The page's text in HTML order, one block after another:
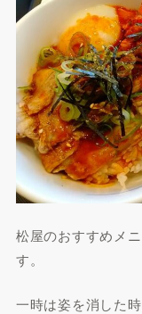
松屋のおすすめメ
す。
一時は姿を消した